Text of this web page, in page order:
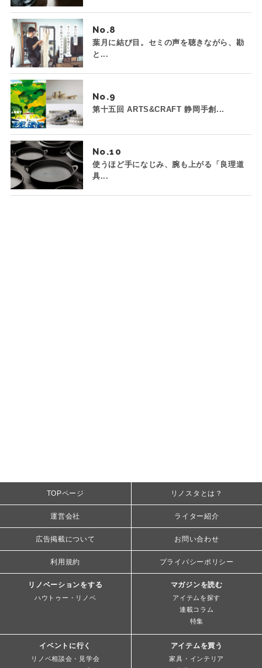
No.
葉月に結び目。セミの声を聴きながら、勘
と...
No.
第十五回 ARTS&CRAFT 静岡手創...
No.
使うほど手になじみ、腕も上がる「良理道
具...
TOPページ リノスタとは？
運営会社 ライター紹介
広告掲載について お問い合わせ
利用規約 プライバシーポリシー
リノベーションをする
ハウトゥー・リノベ
マガジンを読む
アイテムを探す
連載コラム
特集
イベントに行く
リノベ相談会・見学会
アイテムを買う
家具・インテリア